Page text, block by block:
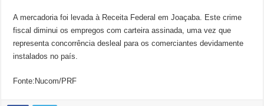
A mercadoria foi levada à Receita Federal em Joaçaba. Este crime
fiscal diminui os empregos com carteira assinada, uma vez que
representa concorrência desleal para os comerciantes devidamente
instalados no país.
Fonte:Nucom/PRF